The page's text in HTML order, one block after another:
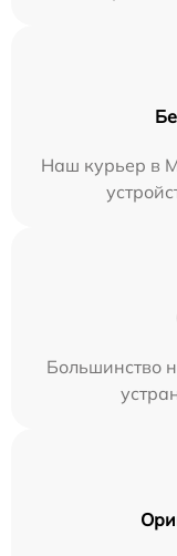
Наш курьер в
Большинство